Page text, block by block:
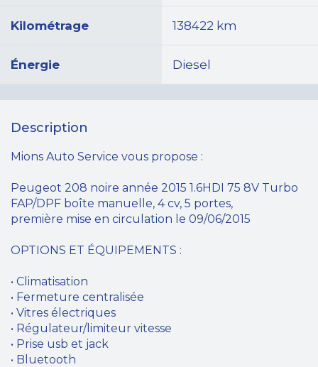
Kilométrage 138422 km
Énergie Diesel
Description
Mions Auto Service vous propose :
Peugeot 208 noire année 2015 1.6HDI 75 8V Turbo
FAP/DPF boîte manuelle, 4 cv, 5 portes,
première mise en circulation le 09/06/2015
OPTIONS ET ÉQUIPEMENTS :
• Climatisation
• Fermeture centralisée
• Vitres électriques
• Régulateur/limiteur vitesse
• Prise usb et jack
• Bluetooth